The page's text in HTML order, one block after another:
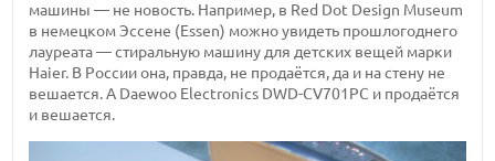
машины — не новость. Например, в Red Dot Design Museum
в немецком Эссене (Essen) можно увидеть прошлогоднего
лауреата — стиральную машину для детских вещей марки
Haier. В России она, правда, не продаётся, да и на стену не
вешается. А Daewoo Electronics DWD-CV701PC и продаётся
и вешается.